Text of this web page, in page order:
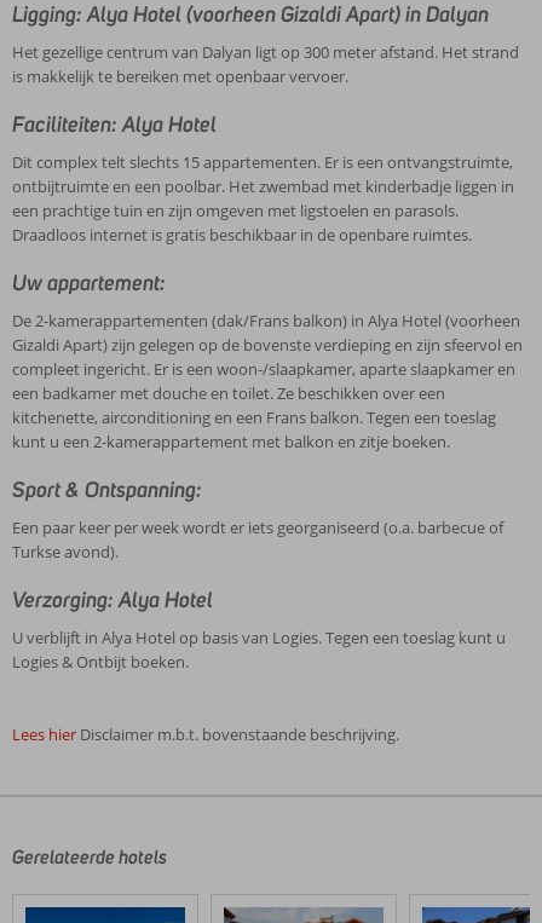
Ligging: Alya Hotel (voorheen Gizaldi Apart) in Dalyan
Het gezellige centrum van Dalyan ligt op 300 meter afstand. Het strand
is makkelijk te bereiken met openbaar vervoer.
Faciliteiten: Alya Hotel
Dit complex telt slechts 15 appartementen. Er is een ontvangstruimte,
ontbijtruimte en een poolbar. Het zwembad met kinderbadje liggen in
een prachtige tuin en zijn omgeven met ligstoelen en parasols.
Draadloos internet is gratis beschikbaar in de openbare ruimtes.
Uw appartement:
De 2-kamerappartementen (dak/Frans balkon) in Alya Hotel (voorheen
Gizaldi Apart) zijn gelegen op de bovenste verdieping en zijn sfeervol en
compleet ingericht. Er is een woon-/slaapkamer, aparte slaapkamer en
een badkamer met douche en toilet. Ze beschikken over een
kitchenette, airconditioning en een Frans balkon. Tegen een toeslag
kunt u een 2-kamerappartement met balkon en zitje boeken.
Sport & Ontspanning:
Een paar keer per week wordt er iets georganiseerd (o.a. barbecue of
Turkse avond).
Verzorging: Alya Hotel
U verblijft in Alya Hotel op basis van Logies. Tegen een toeslag kunt u
Logies & Ontbijt boeken.
Lees hier Disclaimer m.b.t. bovenstaande beschrijving.
door
klanten
Gerelateerde hotels